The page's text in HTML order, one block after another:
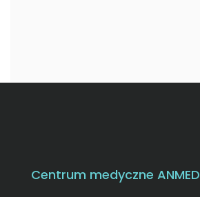
Centrum medyczne ANMED